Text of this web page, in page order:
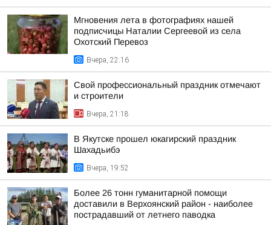
Мгновения лета в фотографиях нашей
подписчицы Наталии Сергеевой из села
Охотский Перевоз
Вчера, 22:16
Свой профессиональный праздник отмечают
и строители
Вчера, 21:18
В Якутске прошел юкагирский праздник
Шахадьибэ
Вчера, 19:52
Более 26 тонн гуманитарной помощи
доставили в Верхоянский район - наиболее
пострадавший от летнего паводка